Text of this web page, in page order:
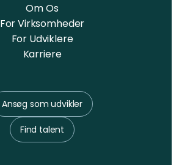
Om Os
For Virksomheder
For Udviklere
Karriere
Ansøg som udvikler
Find talent